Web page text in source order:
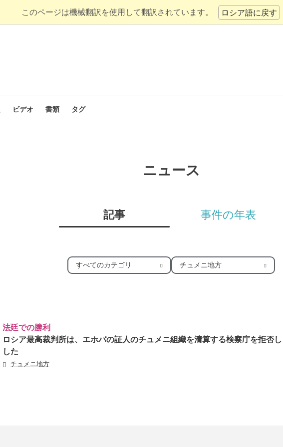
このページは機械翻訳を使用して翻訳されています。 ロシア語に戻す
ビデオ 書類 タグ
ニュース
記事 事件の年表
すべてのカテゴリ チュメニ地方
法廷での勝利
ロシア最高裁判所は、エホバの証人のチュメニ組織を清算する検察庁を拒否
した
チュメニ地方